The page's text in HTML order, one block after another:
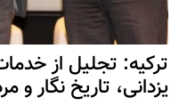
ترکیه: تجلیل از
یزدانی، تاریخ نگار